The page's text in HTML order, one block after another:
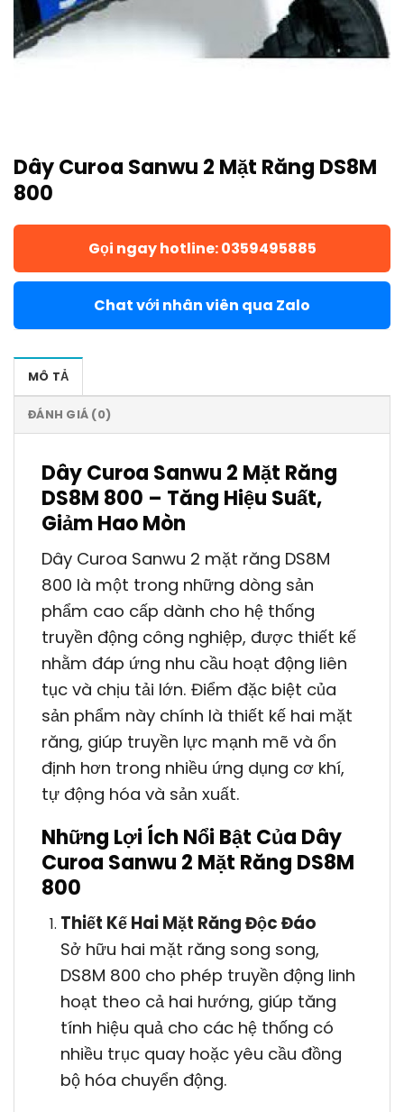
Dây Curoa Sanwu 2 Mặt Răng DS8M
800
Gọi ngay hotline: 0359495885
Chat với nhân viên qua Zalo
MÔ TẢ
ĐÁNH GIÁ (0)
Dây Curoa Sanwu 2 Mặt Răng
DS8M 800 – Tăng Hiệu Suất,
Giảm Hao Mòn
Dây Curoa Sanwu 2 mặt răng DS8M
800 là một trong những dòng sản
phẩm cao cấp dành cho hệ thống
truyền động công nghiệp, được thiết kế
nhằm đáp ứng nhu cầu hoạt động liên
tục và chịu tải lớn. Điểm đặc biệt của
sản phẩm này chính là thiết kế hai mặt
răng, giúp truyền lực mạnh mẽ và ổn
định hơn trong nhiều ứng dụng cơ khí,
tự động hóa và sản xuất.
Những Lợi Ích Nổi Bật Của Dây
Curoa Sanwu 2 Mặt Răng DS8M
800
Thiết Kế Hai Mặt Răng Độc Đáo
Sở hữu hai mặt răng song song,
DS8M 800 cho phép truyền động linh
hoạt theo cả hai hướng, giúp tăng
tính hiệu quả cho các hệ thống có
nhiều trục quay hoặc yêu cầu đồng
bộ hóa chuyển động.